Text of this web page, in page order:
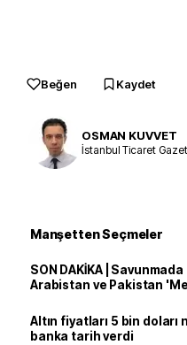
Beğen Kaydet
OSMAN KUVVET
İstanbul Ticaret
Manşetten Seçmeler
SON DAKİKA |
Arabistan ve Pakistan
Altın fiyatları 5 bin
banka tarih verdi